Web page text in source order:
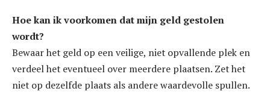
Hoe kan ik voorkomen dat mijn geld gestolen
wordt?
Bewaar het geld op een veilige, niet opvallende plek en
verdeel het eventueel over meerdere plaatsen. Zet het
niet op dezelfde plaats als andere waardevolle spullen.